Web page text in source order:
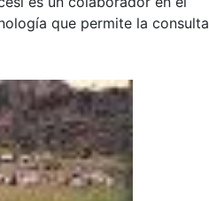
que permite la consulta